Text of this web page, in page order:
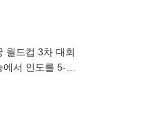
월드컵 3차 대회
에서 인도를 5-